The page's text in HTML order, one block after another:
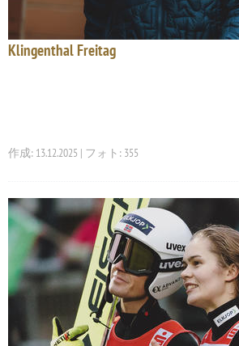
Klingenthal Freitag
作成: 13.12.2025 | フォト: 355